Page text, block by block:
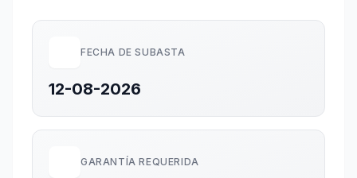
FECHA DE SUBASTA
12-08-2026
GARANTÍA REQUERIDA